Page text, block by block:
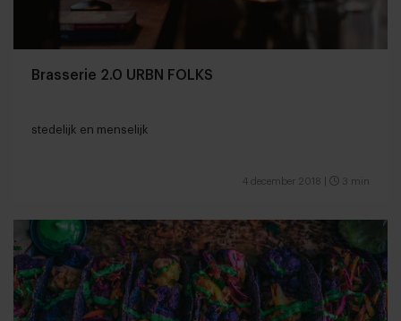
Brasserie 2.0 URBN FOLKS
stedelijk en menselijk
4 december 2018 3 min